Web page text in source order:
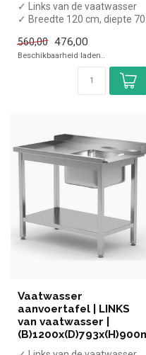
✓ Links van de vaatwasser
✓ Breedte 120 cm, diepte 70
✓ Flat-...
560,00 476,00
Beschikbaarheid laden..
Vaatwasser
aanvoertafel | LINKS
van vaatwasser |